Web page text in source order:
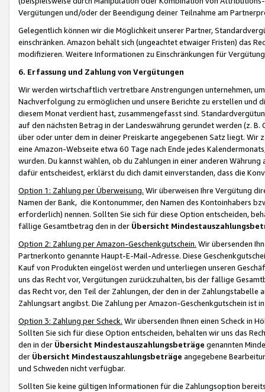
Vergütungen und/oder der Beendigung deiner Teilnahme am
Gelegentlich können wir die Möglichkeit unserer Partner,
einschränken. Amazon behält sich (ungeachtet etwaiger Fristen) das
modifizieren. Weitere Informationen zu Einschränkungen für
6. Erfassung und Zahlung von Vergütungen
Wir werden wirtschaftlich vertretbare Anstrengungen unternehmen,
Nachverfolgung zu ermöglichen und unsere Berichte zu erstellen und
diesem Monat verdient hast, zusammengefasst sind.
auf den nächsten Betrag in der Landeswährung gerundet werden (z.
über oder unter dem in deiner Preiskarte angegebenen Satz liegt.
eine Amazon-Webseite etwa 60 Tage nach Ende jedes
wurden. Du kannst wählen, ob du Zahlungen in einer anderen
dafür entscheidest, erklärst du dich damit einverstanden, dass die
Option 1: Zahlung per Überweisung. Wir überweisen Ihre Vergütung
Namen der Bank, die Kontonummer, den Namen des Kontoinhabers
erforderlich) nennen. Sollten Sie sich für diese Option entscheiden,
fällige Gesamtbetrag den in der Übersicht
Option 2: Zahlung per Amazon-Geschenkgutschein. Wir übersenden
Partnerkonto genannte Haupt-E-Mail-Adresse. Diese
Kauf von Produkten eingelöst werden und unterliegen unseren
uns das Recht vor, Vergütungen zurückzuhalten, bis der fällige
das Recht vor, den Teil der Zahlungen, der den in der
Zahlungsart angibst. Die Zahlung per Amazon-Geschenkgutschein ist
Option 3: Zahlung per Scheck. Wir übersenden Ihnen einen Scheck in
Sollten Sie sich für diese Option entscheiden, behalten wir uns das
den in der Übersicht Mindestauszahlungsbeträge genannten
der Übersicht Mindestauszahlungsbeträge angegebene
und Schweden nicht verfügbar.
Sollten Sie keine gültigen Informationen für die Zahlungsoption